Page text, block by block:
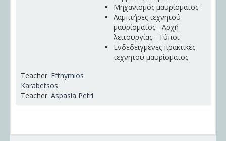
Μηχανισμός μαυρίσματος
Λαμπτήρες τεχνητού
μαυρίσματος - Αρχή
λειτουργίας - Τύποι
Ενδεδειγμένες πρακτικές
τεχνητού μαυρίσματος
Teacher: Efthymios
Karabetsos
Teacher: Aspasia Petri